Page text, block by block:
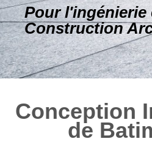
Pour l'ingénierie
Construction
Conception
de